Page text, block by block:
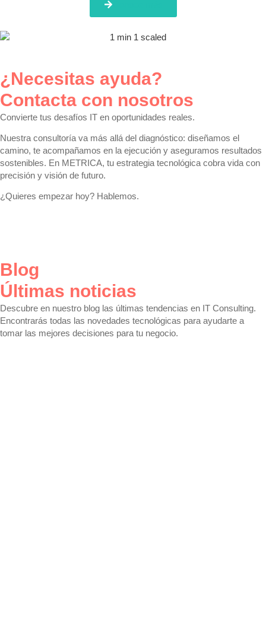
¿Necesitas ayuda?
Contacta con nosotros
Convierte tus desafíos IT en oportunidades reales.
Nuestra consultoría va más allá del diagnóstico: diseñamos el
camino, te acompañamos en la ejecución y aseguramos resultados
sostenibles. En METRICA, tu estrategia tecnológica cobra vida con
precisión y visión de futuro.
¿Quieres empezar hoy? Hablemos.
Blog
Últimas noticias
Descubre en nuestro blog las últimas tendencias en IT Consulting.
Encontrarás todas las novedades tecnológicas para ayudarte a
tomar las mejores decisiones para tu negocio.